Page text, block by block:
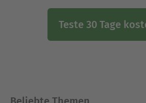
Teste 30 Tage